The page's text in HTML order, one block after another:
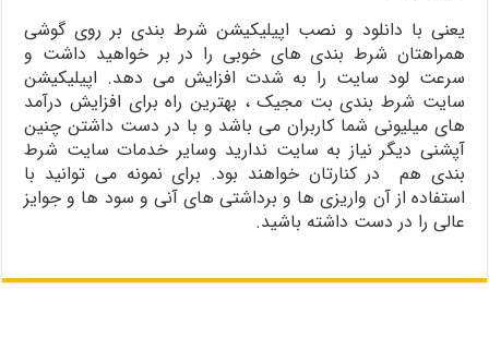
یعنی با دانلود و نصب اپیلیکیشن شرط بندی بر روی گوشی
همراهتان شرط بندی های خوبی را در بر خواهید داشت و
سرعت لود سایت را به شدت افزایش می دهد. اپیلیکیشن
سایت شرط بندی بت مجیک ، بهترین راه برای افزایش درآمد
های میلیونی شما کاربران می باشد و با در دست داشتن چنین
آپشنی دیگر نیاز به سایت ندارید وسایر خدمات سایت شرط
بندی هم در کنارتان خواهند بود. برای نمونه می توانید با
استفاده از آن واریزی ها و برداشتی های آنی و سود ها و جوایز
عالی را در دست داشته باشید.